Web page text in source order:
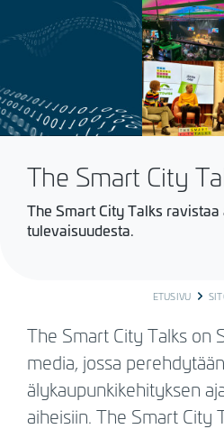
The Smart City
The Smart City Talks
tulevaisuudesta.
BREADCRUMB
ETUSIVU
The Smart City Talks on
media, jossa
älykaupunkikehityksen
aiheisiin. The Smart City